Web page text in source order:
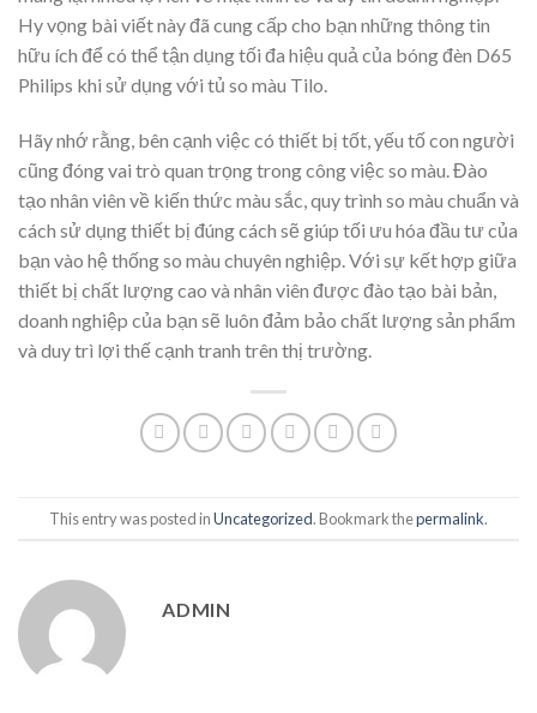
Hy vọng bài viết này đã cung cấp cho bạn những thông tin
hữu ích để có thể tận dụng tối đa hiệu quả của bóng đèn D65
Philips khi sử dụng với tủ so màu Tilo.
Hãy nhớ rằng, bên cạnh việc có thiết bị tốt, yếu tố con người
cũng đóng vai trò quan trọng trong công việc so màu. Đào
tạo nhân viên về kiến thức màu sắc, quy trình so màu chuẩn và
cách sử dụng thiết bị đúng cách sẽ giúp tối ưu hóa đầu tư của
bạn vào hệ thống so màu chuyên nghiệp. Với sự kết hợp giữa
thiết bị chất lượng cao và nhân viên được đào tạo bài bản,
doanh nghiệp của bạn sẽ luôn đảm bảo chất lượng sản phẩm
và duy trì lợi thế cạnh tranh trên thị trường.
This entry was posted inUncategorized. Bookmark thepermalink.
ADMIN